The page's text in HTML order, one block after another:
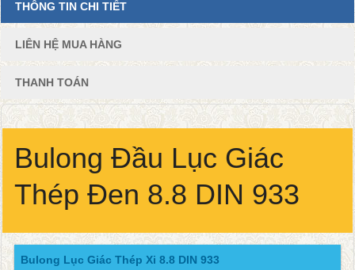
THÔNG TIN CHI TIẾT
LIÊN HỆ MUA HÀNG
THANH TOÁN
Bulong Đầu Lục Giác
Thép Đen 8.8 DIN 933
Bulong Lục Giác Thép Xi 8.8 DIN 933